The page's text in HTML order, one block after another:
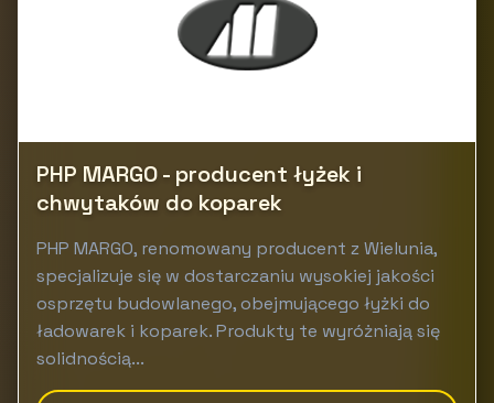
PHP MARGO - producent łyżek i
chwytaków do koparek
PHP MARGO, renomowany producent z Wielunia,
specjalizuje się w dostarczaniu wysokiej jakości
osprzętu budowlanego, obejmującego łyżki do
ładowarek i koparek. Produkty te wyróżniają się
solidnością...